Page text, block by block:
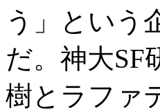
う」という
だ。神大SF
樹とラファ